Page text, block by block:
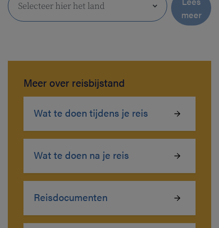
meer
Meer over reisbijstand
Wat te doen tijdens je reis
Wat te doen na je reis
Reisdocumenten